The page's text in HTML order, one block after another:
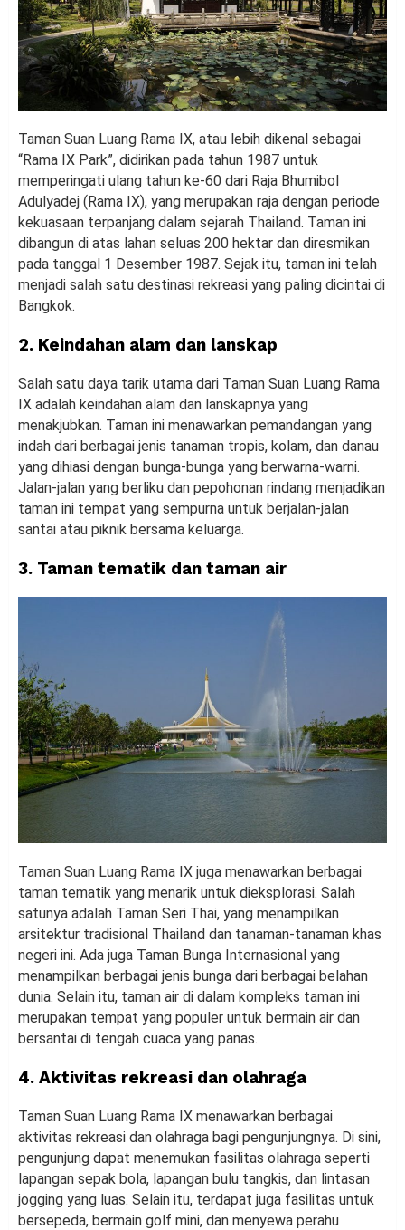
Taman Suan Luang Rama IX, atau lebih dikenal sebagai
“Rama IX Park”, didirikan pada tahun 1987 untuk
memperingati ulang tahun ke-60 dari Raja Bhumibol
Adulyadej (Rama IX), yang merupakan raja dengan periode
kekuasaan terpanjang dalam sejarah Thailand. Taman ini
dibangun di atas lahan seluas 200 hektar dan diresmikan
pada tanggal 1 Desember 1987. Sejak itu, taman ini telah
menjadi salah satu destinasi rekreasi yang paling dicintai di
Bangkok.
2. Keindahan alam dan lanskap
Salah satu daya tarik utama dari Taman Suan Luang Rama
IX adalah keindahan alam dan lanskapnya yang
menakjubkan. Taman ini menawarkan pemandangan yang
indah dari berbagai jenis tanaman tropis, kolam, dan danau
yang dihiasi dengan bunga-bunga yang berwarna-warni.
Jalan-jalan yang berliku dan pepohonan rindang menjadikan
taman ini tempat yang sempurna untuk berjalan-jalan
santai atau piknik bersama keluarga.
3. Taman tematik dan taman air
Taman Suan Luang Rama IX juga menawarkan berbagai
taman tematik yang menarik untuk dieksplorasi. Salah
satunya adalah Taman Seri Thai, yang menampilkan
arsitektur tradisional Thailand dan tanaman-tanaman khas
negeri ini. Ada juga Taman Bunga Internasional yang
menampilkan berbagai jenis bunga dari berbagai belahan
dunia. Selain itu, taman air di dalam kompleks taman ini
merupakan tempat yang populer untuk bermain air dan
bersantai di tengah cuaca yang panas.
4. Aktivitas rekreasi dan olahraga
Taman Suan Luang Rama IX menawarkan berbagai
aktivitas rekreasi dan olahraga bagi pengunjungnya. Di sini,
pengunjung dapat menemukan fasilitas olahraga seperti
lapangan sepak bola, lapangan bulu tangkis, dan lintasan
jogging yang luas. Selain itu, terdapat juga fasilitas untuk
bersepeda, bermain golf mini, dan menyewa perahu